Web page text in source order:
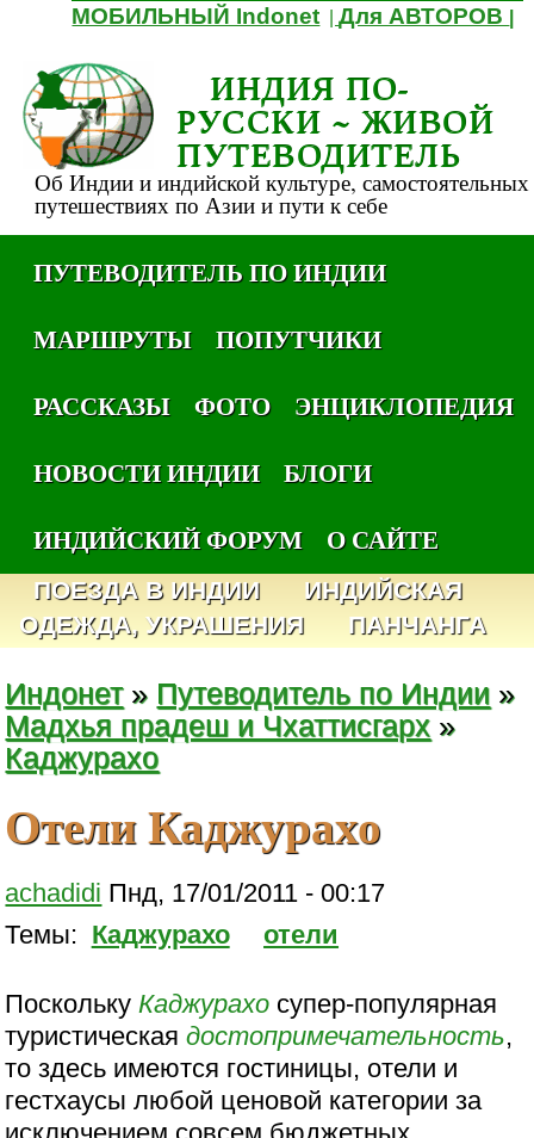
МОБИЛЬНЫЙ Indonet |Для АВТОРОВ
ИНДИЯ ПО-
РУССКИ ~ ЖИВОЙ
ПУТЕВОДИТЕЛЬ
Об Индии и индийской культуре, самостоятельных
путешествиях по Азии и пути к себе
ПУТЕВОДИТЕЛЬ ПО ИНДИИ
МАРШРУТЫ
ПОПУТЧИКИ
РАССКАЗЫ
ФОТО
ЭНЦИКЛОПЕДИЯ
НОВОСТИ ИНДИИ
БЛОГИ
ИНДИЙСКИЙ ФОРУМ
О САЙТЕ
ПОЕЗДА В ИНДИИ
ИНДИЙСКАЯ
ОДЕЖДА, УКРАШЕНИЯ
ПАНЧАНГА
Индонет» Путеводитель по Индии »
Мадхья прадеш и Чхаттисгарх »
Каджурахо
Отели Каджурахо
achadidi Пнд, 17/01/2011 - 00:17
Темы: Каджурахо отели
Поскольку Каджурахо супер-популярная
туристическаядостопримечательность,
то здесь имеются гостиницы, отели и
гестхаусы любой ценовой категории за